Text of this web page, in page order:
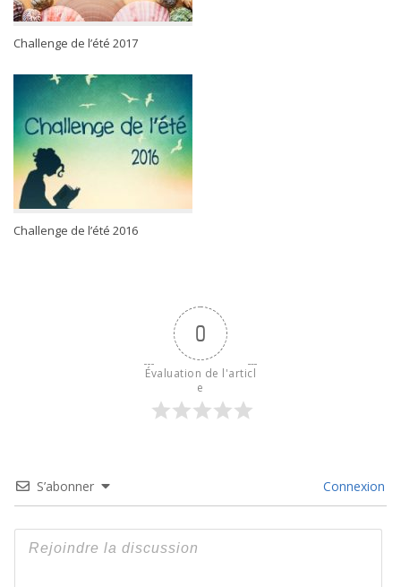
Challenge de l’été 2017
Challenge de l’été 2016
0
Évaluation de l'articl
e
S’abonner Connexion